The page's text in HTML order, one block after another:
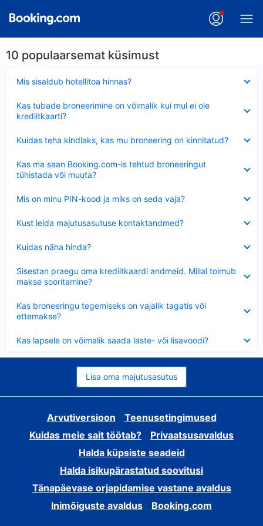
10 populaarsemat küsimust
Mis sisaldub hotellitoa hinnas?
Kas tubade broneerimine on võimalik kui mul ei ole
krediitkaarti?
Kuidas teha kindlaks, kas mu broneering on kinnitatud?
Kas ma saan Booking.com-is tehtud broneeringut
tühistada või muuta?
Mis on minu PIN-kood ja miks on seda vaja?
Kust leida majutusasutuse kontaktandmed?
Kuidas näha hinda?
Sisestan praegu oma krediitkaardi andmeid. Millal toimub
makse sooritamine?
Kas broneeringu tegemiseks on vajalik tagatis või
ettemakse?
Kas lapsele on võimalik saada laste- või lisavoodi?
Lisa oma majutusasutus
Arvutiversioon
Teenusetingimused
Kuidas meie sait töötab?
Privaatsusavaldus
Halda küpsiste seadeid
Halda isikupärastatud soovitusi
Tänapäevase orjapidamise vastane avaldus
Inimõiguste avaldus
Booking.com